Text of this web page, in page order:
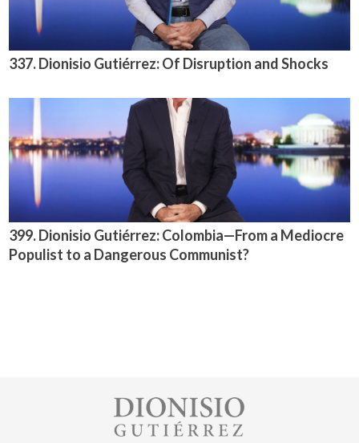
337. Dionisio Gutiérrez: Of Disruption and Shocks
399. Dionisio Gutiérrez: Colombia—From a Mediocre
Populist to a Dangerous Communist?